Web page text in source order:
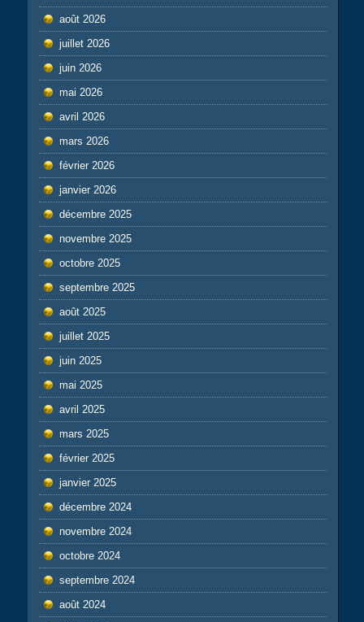
août 2026
juillet 2026
juin 2026
mai 2026
avril 2026
mars 2026
février 2026
janvier 2026
décembre 2025
novembre 2025
octobre 2025
septembre 2025
août 2025
juillet 2025
juin 2025
mai 2025
avril 2025
mars 2025
février 2025
janvier 2025
décembre 2024
novembre 2024
octobre 2024
septembre 2024
août 2024